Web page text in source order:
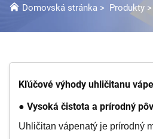
Domovská stránka > Produkty >
Kľúčové výhody uhličitanu
● Vysoká čistota a prírodný
Uhličitan vápenatý je prírodný